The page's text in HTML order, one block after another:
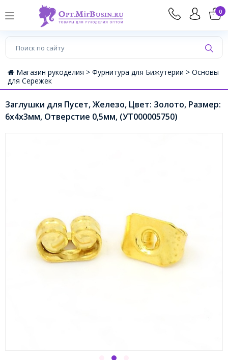
0
Магазин рукоделия > Фурнитура для Бижутерии > Основы
для Сережек
Заглушки для Пусет, Железо, Цвет: Золото, Размер:
6х4х3мм, Отверстие 0,5мм, (УТ000005750)